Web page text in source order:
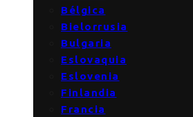
Bélgica
Bielorrusia
Bulgaria
Eslovaquia
Eslovenia
Finlandia
Francia